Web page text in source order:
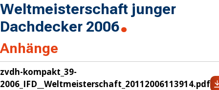
Weltmeisterschaft junger
Dachdecker 2006
Anhänge
zvdh-kompakt_39-
2006_IFD__Weltmeisterschaft_20112006113914.pdf